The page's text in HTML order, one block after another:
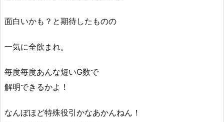
面白いかも？と期待したものの
一気に全飲まれ。
毎度毎度あんな短いG数で
解明できるかよ！
なんぼほど特殊役引かなあかんねん！